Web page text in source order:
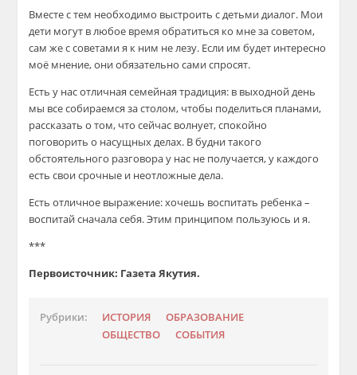
Вместе с тем необходимо выстроить с детьми диалог. Мои
дети могут в любое время обратиться ко мне за советом,
сам же с советами я к ним не лезу. Если им будет интересно
моё мнение, они обязательно сами спросят.
Есть у нас отличная семейная традиция: в выходной день
мы все собираемся за столом, чтобы поделиться планами,
рассказать о том, что сейчас волнует, спокойно
поговорить о насущных делах. В будни такого
обстоятельного разговора у нас не получается, у каждого
есть свои срочные и неотложные дела.
Есть отличное выражение: хочешь воспитать ребенка –
воспитай сначала себя. Этим принципом пользуюсь и я.
***
Первоисточник: Газета Якутия.
Рубрики: ИСТОРИЯ
ОБРАЗОВАНИЕ
ОБЩЕСТВО
СОБЫТИЯ